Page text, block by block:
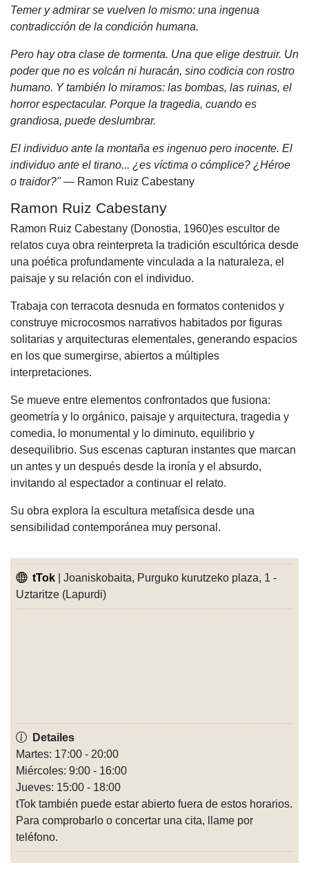
Temer y admirar se vuelven lo mismo: una ingenua
contradicción de la condición humana.
Pero hay otra clase de tormenta. Una que elige destruir. Un
poder que no es volcán ni huracán, sino codicia con rostro
humano. Y también lo miramos: las bombas, las ruinas, el
horror espectacular. Porque la tragedia, cuando es
grandiosa, puede deslumbrar.
El individuo ante la montaña es ingenuo pero inocente. El
individuo ante el tirano... ¿es víctima o cómplice? ¿Héroe
o traidor?"— Ramon Ruiz Cabestany
Ramon Ruiz Cabestany
Ramon Ruiz Cabestany (Donostia, 1960)es escultor de
relatos cuya obra reinterpreta la tradición escultórica desde
una poética profundamente vinculada a la naturaleza, el
paisaje y su relación con el individuo.
Trabaja con terracota desnuda en formatos contenidos y
construye microcosmos narrativos habitados por figuras
solitarias y arquitecturas elementales, generando espacios
en los que sumergirse, abiertos a múltiples
interpretaciones.
Se mueve entre elementos confrontados que fusiona:
geometría y lo orgánico, paisaje y arquitectura, tragedia y
comedia, lo monumental y lo diminuto, equilibrio y
desequilibrio. Sus escenas capturan instantes que marcan
un antes y un después desde la ironía y el absurdo,
invitando al espectador a continuar el relato.
Su obra explora la escultura metafísica desde una
sensibilidad contemporánea muy personal.
tTok | Joaniskobaita, Purguko kurutzeko plaza, 1 -
Uztaritze (Lapurdi)
Detailes
Martes: 17:00 - 20:00
Miércoles: 9:00 - 16:00
Jueves: 15:00 - 18:00
tTok también puede estar abierto fuera de estos horarios.
Para comprobarlo o concertar una cita, llame por
teléfono.